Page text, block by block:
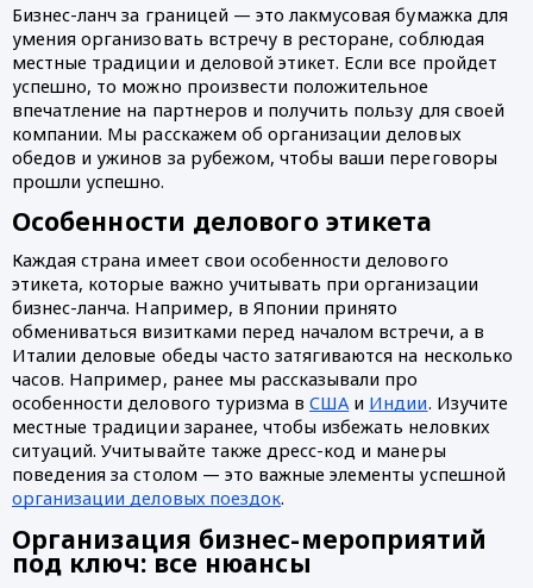
Бизнес-ланч за границей — это лакмусовая бумажка для
умения организовать встречу в ресторане, соблюдая
местные традиции и деловой этикет. Если все пройдет
успешно, то можно произвести положительное
впечатление на партнеров и получить пользу для своей
компании. Мы расскажем об организации деловых
обедов и ужинов за рубежом, чтобы ваши переговоры
прошли успешно.
Особенности делового этикета
Каждая страна имеет свои особенности делового
этикета, которые важно учитывать при организации
бизнес-ланча. Например, в Японии принято
обмениваться визитками перед началом встречи, а в
Италии деловые обеды часто затягиваются на несколько
часов. Например, ранее мы рассказывали про
особенности делового туризма в США и Индии. Изучите
местные традиции заранее, чтобы избежать неловких
ситуаций. Учитывайте также дресс-код и манеры
организации деловых поездок.
Организация бизнес-мероприятий
под ключ: все нюансы